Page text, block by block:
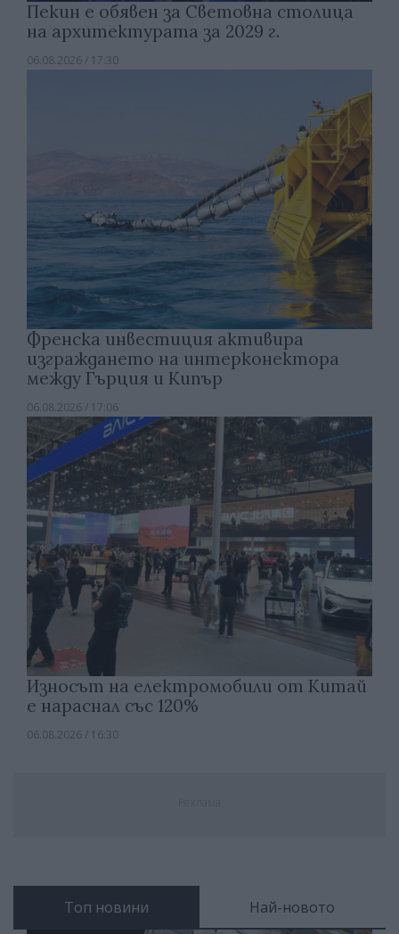
Пекин е обявен за Световна столица
на архитектурата за 2029 г.
06.08.2026 / 17:30
Френска инвестиция активира
изграждането на интерконектора
между Гърция и Кипър
06.08.2026 / 17:06
Износът на електромобили от Китай
е нараснал със 120%
06.08.2026 / 16:30
Топ новини Най-новото